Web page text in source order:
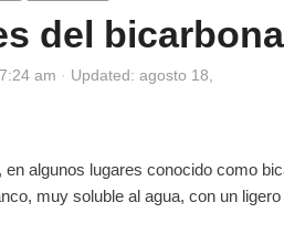
del
7:24 am
Updated: agosto 18,
en algunos lugares conocido como
muy soluble al agua, con un